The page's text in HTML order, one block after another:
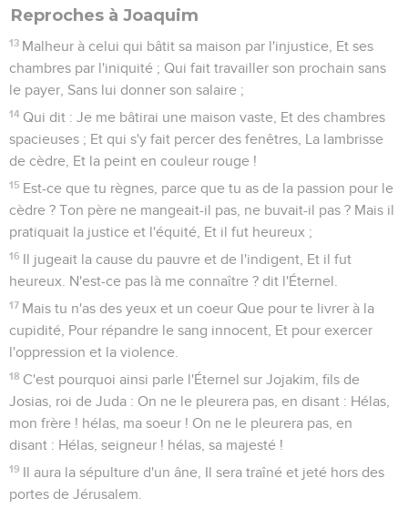
Reproches à Joaquim
13 Malheur à celui qui bâtit sa maison par l'injustice, Et ses
chambres par l'iniquité ; Qui fait travailler son prochain sans
le payer, Sans lui donner son salaire ;
14 Qui dit : Je me bâtirai une maison vaste, Et des chambres
spacieuses ; Et qui s'y fait percer des fenêtres, La lambrisse
de cèdre, Et la peint en couleur rouge !
15 Est-ce que tu règnes, parce que tu as de la passion pour le
cèdre ? Ton père ne mangeait-il pas, ne buvait-il pas ? Mais il
pratiquait la justice et l'équité, Et il fut heureux ;
16 Il jugeait la cause du pauvre et de l'indigent, Et il fut
heureux. N'est-ce pas là me connaître ? dit l'Éternel.
17 Mais tu n'as des yeux et un coeur Que pour te livrer à la
cupidité, Pour répandre le sang innocent, Et pour exercer
l'oppression et la violence.
18 C'est pourquoi ainsi parle l'Éternel sur Jojakim, fils de
Josias, roi de Juda : On ne le pleurera pas, en disant : Hélas,
mon frère ! hélas, ma soeur ! On ne le pleurera pas, en
disant : Hélas, seigneur ! hélas, sa majesté !
19 Il aura la sépulture d'un âne, Il sera traîné et jeté hors des
portes de Jérusalem.